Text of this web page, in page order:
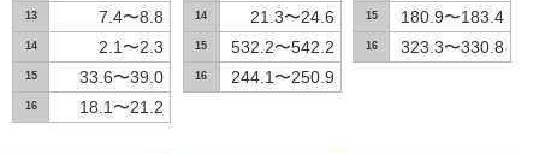
13 7.4〜8.8
14 2.1〜2.3
15 33.6〜39.0
16 18.1〜21.2
14 21.3〜24.6
15 532.2〜542.2
16 244.1〜250.9
15 180.9〜183.4
16 323.3〜330.8